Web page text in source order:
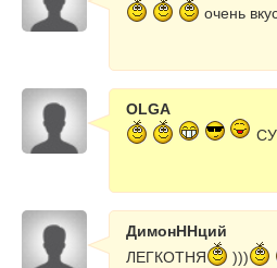
очень
OLGA
ДимонННций
ЛЕГКОТНЯ
)))